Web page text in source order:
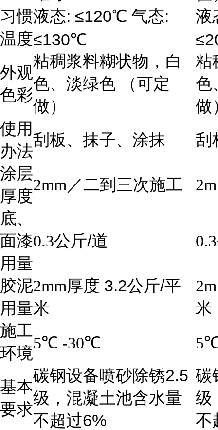
习惯
温度
液态: ≤120℃ 气态:
≤130℃
液
外观
色彩
粘稠浆料糊状物，白
色、淡绿色 （可定
做）
粘
色
做
使用
办法
刮板、抹子、涂抹
刮
涂层
厚度
2mm ／二到三次施工
底、
面漆
用量
0.3公斤/道 0.3
胶泥
用量
2mm厚度 3.2公斤/平
米
米
施工
环境
5℃ -30℃ 5
基本
要求
碳钢设备喷砂除锈2.5
级，混凝土池含水量
不超过6%
碳
级
不